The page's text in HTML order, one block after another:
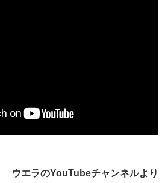
ウエラのYouTubeチャンネルより